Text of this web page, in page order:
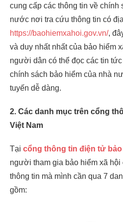
cung cấp các thông tin về chính
nước nơi tra cứu thông tin có
https://baohiemxahoi.gov.vn/,
và duy nhất nhất của bảo hiểm
người dân có thể đọc các tin
chính sách bảo hiểm của nhà
tuyến dễ dàng.
2. Các danh mục trên cổng
Việt Nam
Tại cổng thông tin điện tử bảo
người tham gia bảo hiểm xã
thông tin mà mình cần qua 7
gồm: